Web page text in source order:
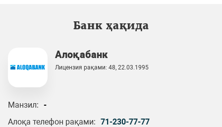
Банк ҳақида
Алоқабанк
Лицензия рақами: 48, 22.03.1995
Манзил: -
Алоқа телефон рақами: 71-230-77-77